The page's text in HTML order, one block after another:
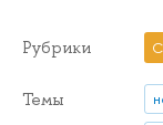
Рубрики
Темы